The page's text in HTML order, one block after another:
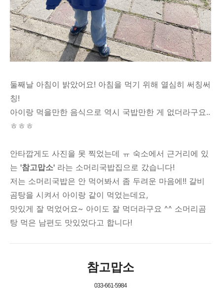
둘째날 아침이 밝았어요! 아침을 먹기 위해 열심히 써칭써
칭!
아이랑 먹을만한 음식으로 역시 국밥만한 게 없더라구요..
ㅎㅎㅎ
안타깝게도 사진을 못 찍었는데 ㅠ 숙소에서 근거리에 있
는 '참고맙소' 라는 소머리국밥집으로 갔습니다!
저는 소머리국밥은 안 먹어봐서 좀 두려운 마음에!! 갈비
곰탕을 시켜서 아이랑 같이 먹었는데요,
맛있게 잘 먹었어요~ 아이도 잘 먹더라구요 ^^ 소머리곰
탕 먹은 남편도 맛있었다고 합니다!